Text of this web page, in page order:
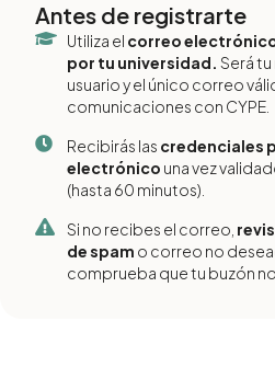
Antes de registrarte
Utiliza el correo
por tu universidad. Será
usuario y el único correo
comunicaciones con CYPE.
Recibirás las credenciales
electrónico una vez
(hasta 60 minutos).
Si no recibes el correo,
de spam o correo no
comprueba que tu buzón